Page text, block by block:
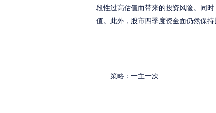
段性过高估值而带来的投资风险。同
值。此外，股市四季度资金面仍然保持
策略：一主一次